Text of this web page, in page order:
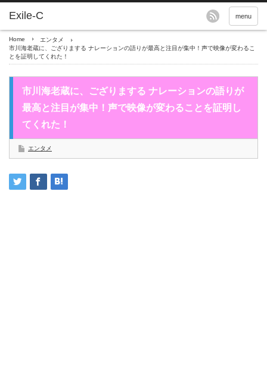
menu
Home
エンタメ
市川海老蔵に、ござりまする ナレーションの語りが最高と注目が集中！声で映像が変わるこ
とを証明してくれた！
市川海老蔵に、ござりまする ナレーションの語りが
最高と注目が集中！声で映像が変わることを証明し
てくれた！
エンタメ